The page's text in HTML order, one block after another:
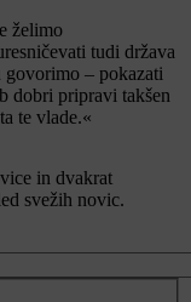
želimo
tudi država
– pokazati
dobri pripravi takšen
te vlade.«
in dvakrat
svežih novic.